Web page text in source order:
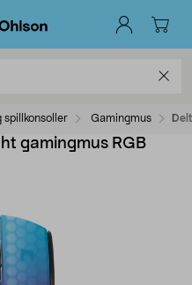
spillkonsoller Gamingmus
gamingmus RGB